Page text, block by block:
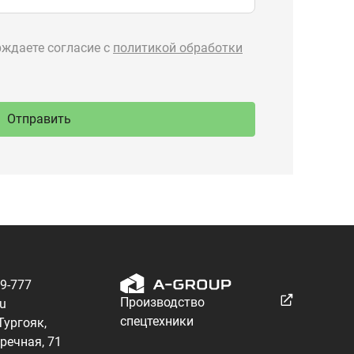
777
71
спецтехники
Разработка — ALGUS